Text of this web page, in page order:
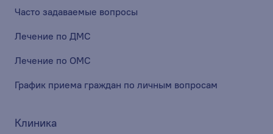
Часто задаваемые вопросы
Лечение по ДМС
Лечение по ОМС
График приема граждан по личным вопросам
Клиника